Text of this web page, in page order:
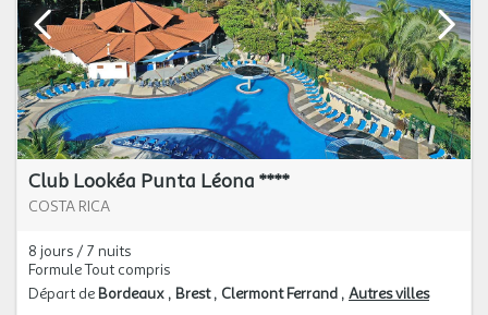
Club Lookéa Punta Léona ****
COSTA RICA
8 jours / 7 nuits
Formule Tout compris
Départ de Bordeaux Brest Clermont Ferrand Autres villes